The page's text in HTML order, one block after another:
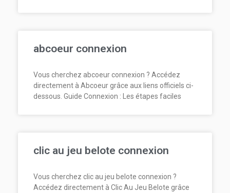
abcoeur connexion
Vous cherchez abcoeur connexion ? Accédez
directement à Abcoeur grâce aux liens officiels ci-
dessous. Guide Connexion : Les étapes faciles
clic au jeu belote connexion
Vous cherchez clic au jeu belote connexion ?
Accédez directement à Clic Au Jeu Belote grâce